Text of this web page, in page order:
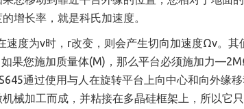
增长率，就是科氏加速度。
度为v时，r改变，则会产生切向加速度Ωv。其
果您施加质量体(M)，那么平台必须施加力
通过使用与人在旋转平台上向中心和向外缘
械加工而成，并粘接在多晶硅框架上，所以它